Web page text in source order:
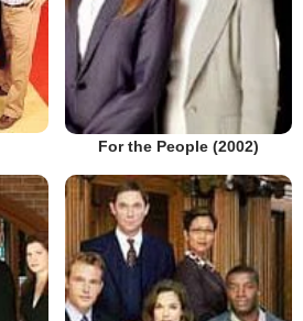
For the People (2002)